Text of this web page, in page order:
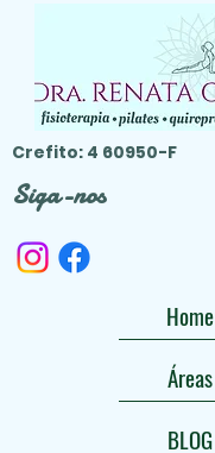
Crefito: 4 60950-F
Siga-nos
Home
Áreas
BLOG